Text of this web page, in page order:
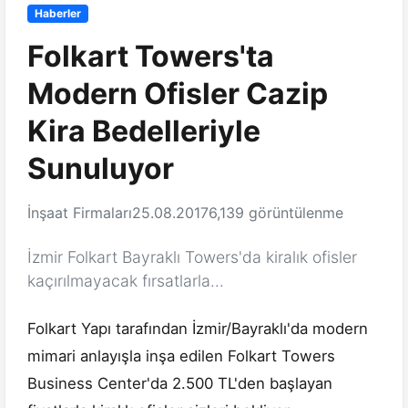
Haberler
Folkart Towers'ta
Modern Ofisler Cazip
Kira Bedelleriyle
Sunuluyor
İnşaat Firmaları25.08.20176,139 görüntülenme
İzmir Folkart Bayraklı Towers'da kiralık ofisler
kaçırılmayacak fırsatlarla...
Folkart Yapı tarafından İzmir/Bayraklı'da modern
mimari anlayışla inşa edilen Folkart Towers
Business Center'da 2.500 TL'den başlayan